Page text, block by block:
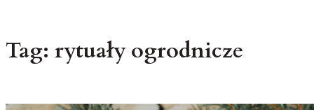
Tag: rytuały ogrodnicze